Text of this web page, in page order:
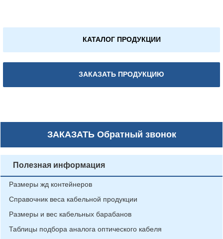
КАТАЛОГ ПРОДУКЦИИ
ЗАКАЗАТЬ ПРОДУКЦИЮ
ЗАКАЗАТЬОбратный звонок
Полезная информация
Размеры жд контейнеров
Справочник веса кабельной продукции
Размеры и вес кабельных барабанов
Таблицы подбора аналога оптического кабеля